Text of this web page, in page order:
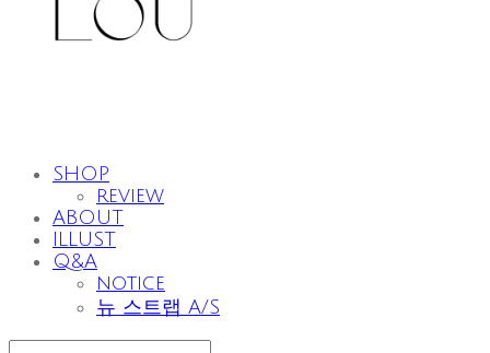
SHOP
review
ABOUT
ILLUST
Q&A
notice
뉴 스트랩 A/S